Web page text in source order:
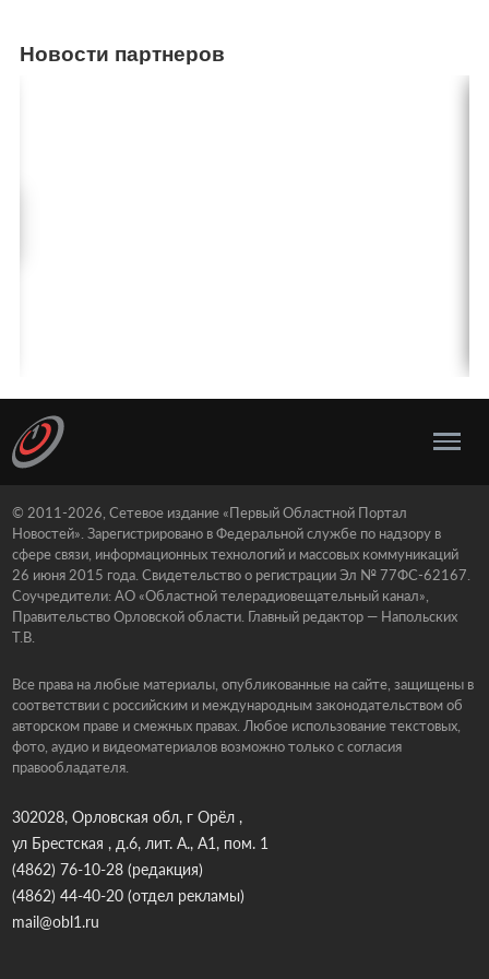
Новости партнеров
© 2011-2026, Сетевое издание «Первый Областной Портал
Новостей». Зарегистрировано в Федеральной службе по надзору в
сфере связи, информационных технологий и массовых коммуникаций
26 июня 2015 года. Свидетельство о регистрации Эл № 77ФС-62167.
Соучредители: АО «Областной телерадиовещательный канал»,
Правительство Орловской области. Главный редактор — Напольских
Т.В.
Все права на любые материалы, опубликованные на сайте, защищены в
соответствии с российским и международным законодательством об
авторском праве и смежных правах. Любое использование текстовых,
фото, аудио и видеоматериалов возможно только с согласия
правообладателя.
302028, Орловская обл, г Орёл ,
ул Брестская , д.6, лит. А., А1, пом. 1
(4862) 76-10-28(редакция)
(4862) 44-40-20(отдел рекламы)
mail@obl1.ru